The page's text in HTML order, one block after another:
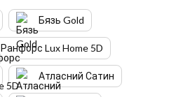
Бязь Gold
Ранфорс Lux Home 5D
Атласний Сатин